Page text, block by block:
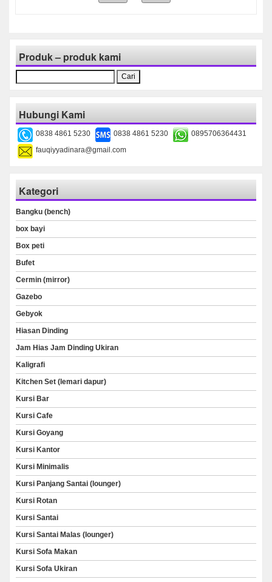
Produk – produk kami
untuk:
Hubungi Kami
0838 4861 5230 0838 4861 5230
0895706364431
fauqiyyadinara@gmail.com
Kategori
Bangku (bench)
box bayi
Box peti
Bufet
Cermin (mirror)
Gazebo
Gebyok
Hiasan Dinding
Jam Hias Jam Dinding Ukiran
Kaligrafi
Kitchen Set (lemari dapur)
Kursi Bar
Kursi Cafe
Kursi Goyang
Kursi Kantor
Kursi Minimalis
Kursi Panjang Santai (lounger)
Kursi Rotan
Kursi Santai
Kursi Santai Malas (lounger)
Kursi Sofa Makan
Kursi Sofa Ukiran